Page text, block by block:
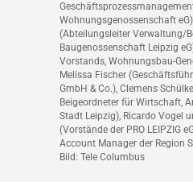
Wohnungsgenossenschaft
(Abteilungsleiter Verwaltung/
Baugenossenschaft Leipzig
Vorstands, Wohnungsbau-
Melissa Fischer
GmbH & Co.), Clemens
Beigeordneter für Wirtschaft,
Stadt Leipzig), Ricardo Vogel
(Vorstände der PRO LEIPZIG
Account Manager der Region
Bild: Tele Columbus